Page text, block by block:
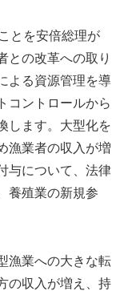
とを安倍総理が
との改革への取り
よる資源管理を導
コントロールから
します。大型化を
漁業者の収入が増
与について、法律
養殖業の新規参
漁業への大きな転
の収入が増え、持